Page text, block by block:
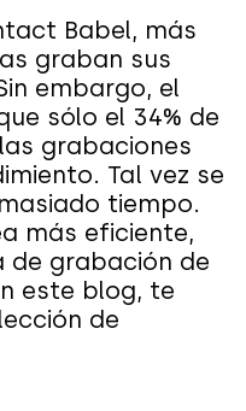
Babel, más
graban sus
embargo, el
sólo el 34% de
grabaciones
Tal vez se
tiempo.
más eficiente,
de grabación de
este blog, te
de